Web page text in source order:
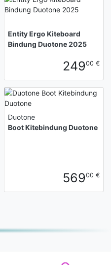
Entity Ergo Kiteboard
Bindung Duotone 2025
24900 €
Duotone
Boot Kitebindung Duotone
56900 €